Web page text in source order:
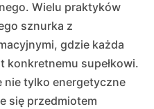
Wielu praktyków
sznurka z
gdzie każda
konkretnemu supełkowi.
nie tylko energetyczne
się przedmiotem